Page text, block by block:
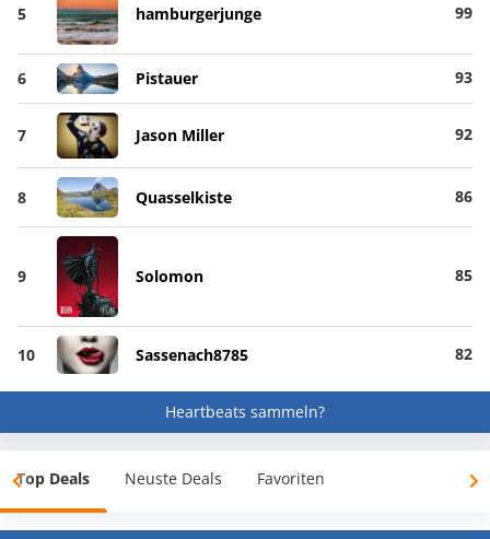
5 hamburgerjunge 99
6 Pistauer 93
7 Jason Miller 92
8 Quasselkiste 86
9 Solomon 85
10 Sassenach8785 82
Heartbeats sammeln?
Top Deals Neuste Deals Favoriten